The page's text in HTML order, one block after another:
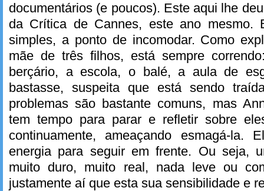
documentários (e poucos). Este aqui lhe
da Crítica de Cannes, este ano mesmo.
simples, a ponto de incomodar. Como
mãe de três filhos, está sempre
berçário, a escola, o balé, a aula de
bastasse, suspeita que está sendo
problemas são bastante comuns, mas
tem tempo para parar e refletir sobre
continuamente, ameaçando esmagá-la.
energia para seguir em frente. Ou seja,
muito duro, muito real, nada leve ou
justamente aí que esta sua sensibilidade e